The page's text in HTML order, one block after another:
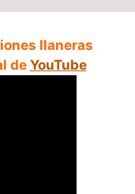
llaneras
de YouTube